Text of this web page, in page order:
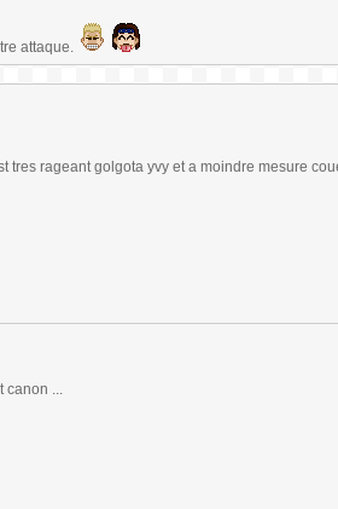
attaque.
tres rageant golgota yvy et a moindre mesure
canon ...